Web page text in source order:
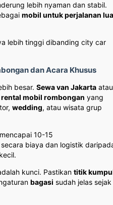
lebih nyaman dan stabil.
mobil untuk perjalanan
lebih tinggi dibanding city car
dan Acara Khusus
besar. Sewa van Jakarta atau
rental mobil rombongan yang
wedding, atau wisata grup
10-15
secara biaya dan logistik
kunci. Pastikan titik
bagasi sudah jelas sejak